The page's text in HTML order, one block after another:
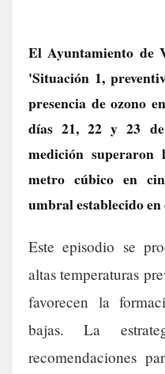
El Ayuntamiento de
'Situación 1,
presencia de ozono
días 21, 22 y 23 de
medición superaron
metro cúbico en
umbral establecido
Este episodio se
altas temperaturas
favorecen la
bajas. La
recomendaciones